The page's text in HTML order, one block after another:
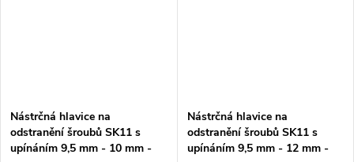
Nástrčná hlavice na
odstranění šroubů SK11 s
upínáním 9,5 mm - 10 mm -
Nástrčná hlavice na
odstranění šroubů SK11 s
upínáním 9,5 mm - 12 mm -